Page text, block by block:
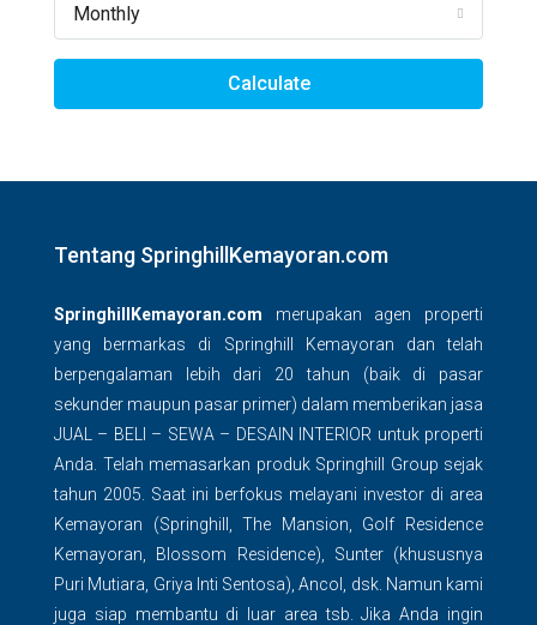
Monthly
Calculate
Tentang SpringhillKemayoran.com
SpringhillKemayoran.com merupakan agen properti
yang bermarkas di Springhill Kemayoran dan telah
berpengalaman lebih dari 20 tahun (baik di pasar
sekunder maupun pasar primer) dalam memberikan jasa
JUAL – BELI – SEWA – DESAIN INTERIOR untuk properti
Anda. Telah memasarkan produk Springhill Group sejak
tahun 2005. Saat ini berfokus melayani investor di area
Kemayoran (Springhill, The Mansion, Golf Residence
Kemayoran, Blossom Residence), Sunter (khususnya
Puri Mutiara, Griya Inti Sentosa), Ancol, dsk. Namun kami
juga siap membantu di luar area tsb. Jika Anda ingin